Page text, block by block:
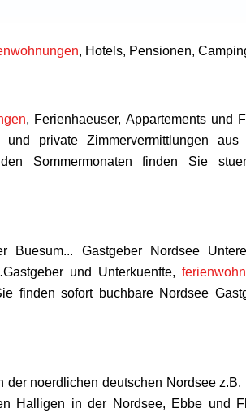
, Hotels, Pensionen,
, Ferienhaeuser, Appartements und
und private Zimmervermittlungen
Sommermonaten finden Sie
Buesum... Gastgeber Nordsee
Gastgeber und Unterkuenfte,
finden sofort buchbare Nordsee
der noerdlichen deutschen Nordsee z.B.
Halligen in der Nordsee, Ebbe und